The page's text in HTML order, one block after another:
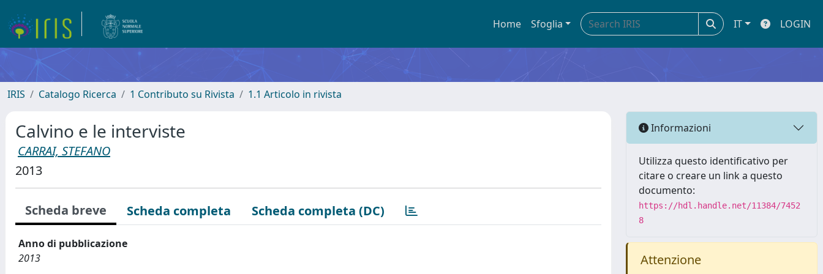
Home Sfoglia IT LOGIN
IRIS Catalogo Ricerca 1 Contributo su Rivista 1.1 Articolo in rivista
Calvino e le interviste
CARRAI, STEFANO
2013
Scheda breve Scheda completa Scheda completa (DC)
Anno di pubblicazione
2013
Informazioni
Utilizza questo identificativo per
citare o creare un link a questo
documento:
https://hdl.handle.net/11384/7452
8
Attenzione